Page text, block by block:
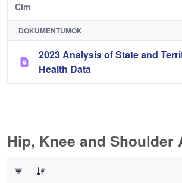
Cím
DOKUMENTUMOK
2023 Analysis of State and
Health Data